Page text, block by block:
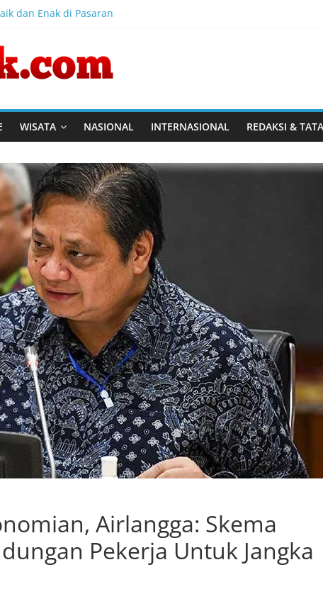
dan Enak di Pasaran
Diharapkan Bangkit Usai Takluk dari Vietnam di Piala AFF 2026
Gedung Dinas Teknis Masuk Tahap Akhir, Tak Ada
Dinas Teknis Abdul Muis Dipadamkan, Layanan Publik Tetap
WISATA NASIONAL INTERNASIONAL REDAKSI &
Airlangga: Skema
Pekerja Untuk Jangka